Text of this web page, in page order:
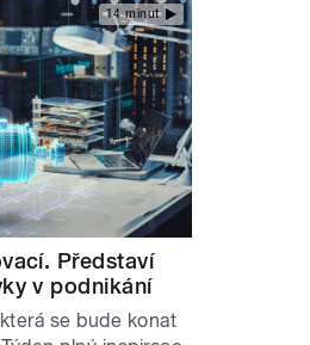
14 minut
Představí
v podnikání
se bude konat